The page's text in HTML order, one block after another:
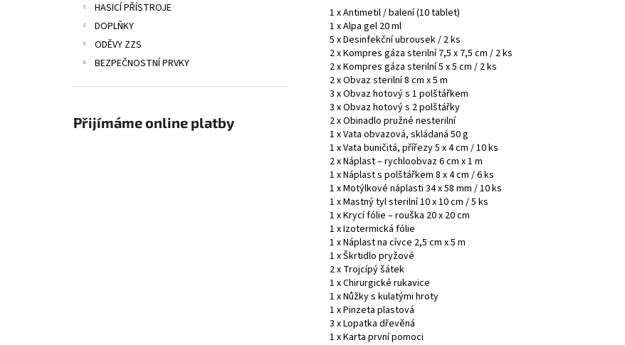
HASICÍ PŘÍSTROJE
DOPLŇKY
ODĚVY ZZS
BEZPEČNOSTNÍ PRVKY
Přijímáme online platby
1 x Antimetil / balení (10 tablet)
1 x Alpa gel 20 ml
5 x Desinfekční ubrousek / 2 ks
2 x Kompres gáza sterilní 7,5 x 7,5 cm / 2 ks
2 x Kompres gáza sterilní 5 x 5 cm / 2 ks
2 x Obvaz sterilní 8 cm x 5 m
3 x Obvaz hotový s 1 polštářkem
3 x Obvaz hotový s 2 polštářky
2 x Obinadlo pružné nesterilní
1 x Vata obvazová, skládaná 50 g
1 x Vata buničitá, přířezy 5 x 4 cm / 10 ks
2 x Náplast – rychloobvaz 6 cm x 1 m
1 x Náplast s polštářkem 8 x 4 cm / 6 ks
1 x Motýlkové náplasti 34 x 58 mm / 10 ks
1 x Mastný tyl sterilní 10 x 10 cm / 5 ks
1 x Krycí fólie – rouška 20 x 20 cm
1 x Izotermická fólie
1 x Náplast na cívce 2,5 cm x 5 m
1 x Škrtidlo pryžové
2 x Trojcípý šátek
1 x Chirurgické rukavice
1 x Nůžky s kulatými hroty
1 x Pinzeta plastová
3 x Lopatka dřevěná
1 x Karta první pomoci